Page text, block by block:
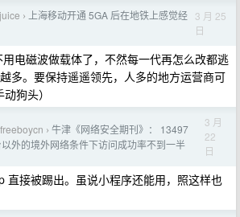
›
上海移动开通 5GA 后在地铁上感觉经 3 月 25
日
电磁波做载体了，不然每一代再怎么改都逃
多。要保持遥遥领先，人多的地方运营商可
狗头）
› 牛津《网络安全期刊》： 13497
外的境外网络条件下访问成功率不到一半
3 月
22
日
直接被踢出。虽说小程序还能用，照这样也